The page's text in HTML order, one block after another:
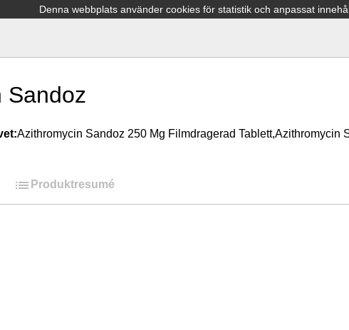
Denna webbplats använder cookies för statistik och anpassat
Sandoz
Azithromycin Sandoz 250 Mg Filmdragerad Tablett,Azithromycin
Produktresumé